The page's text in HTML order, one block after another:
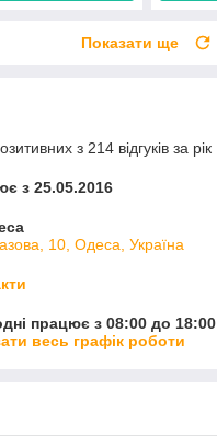
Показати ще
з 214 відгуків за рік
з 25.05.2016
10, Одеса, Україна
працює з 08:00 до 18:00
весь графік роботи